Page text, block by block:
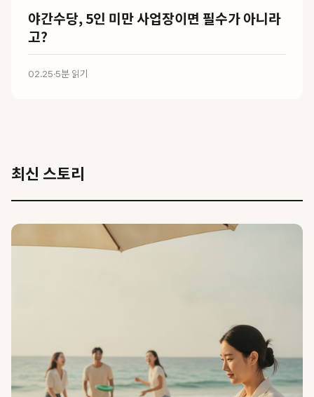
야간수당, 5인 미만 사업장이면 필수가 아니라
고?
02.25·5분 읽기
최신 스토리